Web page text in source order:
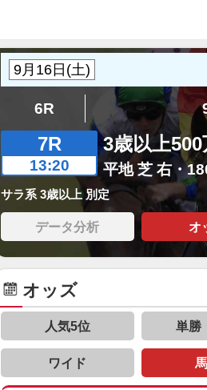
6R
7R
13:20
3歳以上
平地 芝 右・
サラ系 3歳以上 別定
データ分析 オ
オッズ
人気5位 単勝
ワイド